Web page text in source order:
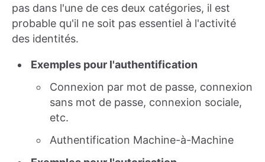
pas dans l'une de ces deux catégories, il est
probable qu'il ne soit pas essentiel à l'activité
des identités.
Exemples pour l'authentification
Connexion par mot de passe, connexion
sans mot de passe, connexion sociale,
etc.
Authentification Machine-à-Machine